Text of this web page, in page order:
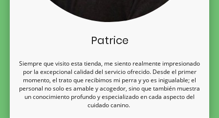
Patrice
Siempre que visito esta tienda, me siento realmente impresionado
por la excepcional calidad del servicio ofrecido. Desde el primer
momento, el trato que recibimos mi perra y yo es inigualable; el
personal no solo es amable y acogedor, sino que también muestra
un conocimiento profundo y especializado en cada aspecto del
cuidado canino.